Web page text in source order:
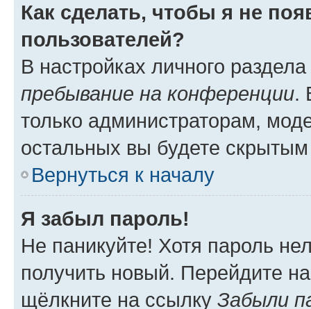
Как сделать, чтобы я не
пользователей?
В настройках личного
пребывание на конференции.
только администраторам,
остальных вы будете
Вернуться к началу
Я забыл пароль!
Не паникуйте! Хотя пароль
получить новый. Перейдите
щёлкните на ссылку Забыли